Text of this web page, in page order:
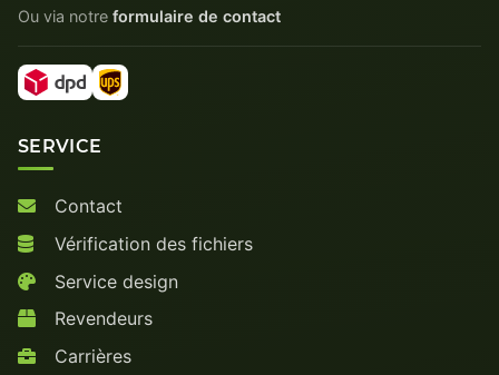
Ou via notre formulaire de contact
SERVICE
Contact
Vérification des fichiers
Service design
Revendeurs
Carrières